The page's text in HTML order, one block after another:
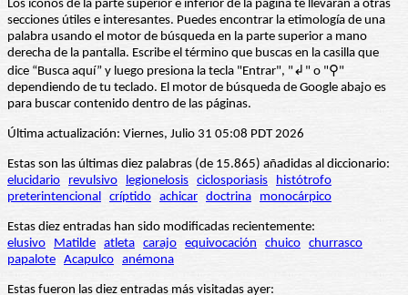
Los iconos de la parte superior e inferior de la página te llevarán a otras
secciones útiles e interesantes. Puedes encontrar la etimología de una
palabra usando el motor de búsqueda en la parte superior a mano
derecha de la pantalla. Escribe el término que buscas en la casilla que
dice “Busca aquí” y luego presiona la tecla "Entrar", "↲" o "⚲"
dependiendo de tu teclado. El motor de búsqueda de Google abajo es
para buscar contenido dentro de las páginas.
Última actualización: Viernes, Julio 31 05:08 PDT 2026
Estas son las últimas diez palabras (de 15.865) añadidas al diccionario:
elucidario
revulsivo legionelosis ciclosporiasis
histótrofo
preterintencional críptido achicar doctrina monocárpico
Estas diez entradas han sido modificadas recientemente:
elusivo
Matilde atleta carajo equivocación chuico churrasco
papalote Acapulco anémona
Estas fueron las diez entradas más visitadas ayer: